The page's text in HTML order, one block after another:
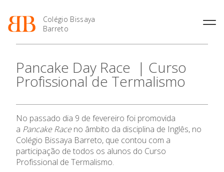
Colégio Bissaya
Barreto
Projeto Educativo
Organização
Colaboradores Não
Docentes
Instalações
Ofertas de emprego
Regulamentos
Enriquecimento Curricular
Oferta Curricular
Sala de Estudo
Atividades de Interrupção
Letiva
Academia de Línguas
Profissionais
Matrículas
Termalismo
Curso de Técnico/a de Apoio
à Família e à Comunidade
Ofertas de Emprego
2027
Calendários
de Educação
SIGE
Secretariado de Exames
Pancake Day Race | Curso
Profissional de Termalismo
No passado dia 9 de fevereiro foi promovida
a Pancake Raceno âmbito da disciplina de Inglês, no
Colégio Bissaya Barreto, que contou com a
participação de todos os alunos do Curso
Profissional de Termalismo.